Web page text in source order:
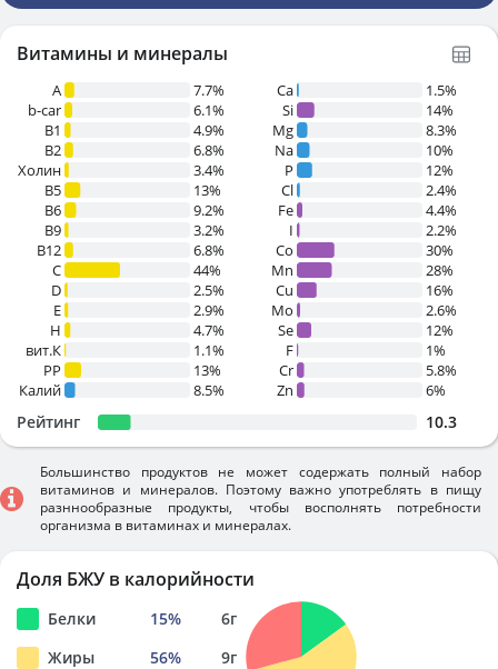
Витамины и минералы
A
7.7%
b-car
6.1%
В1
4.9%
B2
6.8%
Холин
3.4%
B5
13%
B6
9.2%
B9
3.2%
B12
6.8%
C
44%
D
2.5%
E
2.9%
H
4.7%
вит.К
1.1%
PP
13%
Калий
8.5%
Ca
1.5%
Si
14%
Mg
8.3%
Na
10%
P
12%
Cl
2.4%
Fe
4.4%
I
2.2%
Co
30%
Mn
28%
Cu
16%
Mo
2.6%
Se
12%
F
1%
Cr
5.8%
Zn
6%
Рейтинг 10.3
Большинство продуктов не может содержать полный набор
витаминов и минералов. Поэтому важно употреблять в пищу
разннообразные продукты, чтобы восполнять потребности
организма в витаминах и минералах.
Доля БЖУ в калорийности
Белки 15% 6г
Жиры
56% 9г